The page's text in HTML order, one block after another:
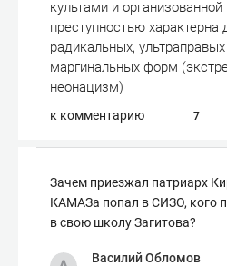
культами и организованной
преступностью характерна
радикальных,
маргинальных форм
неонацизм)
к комментарию 7
Зачем приезжал патриарх
КАМАЗа попал в СИЗО, кого
в свою школу Загитова?
Василий Обломов